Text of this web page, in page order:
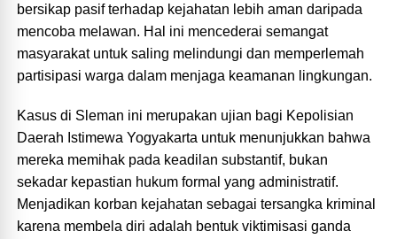
bersikap pasif terhadap kejahatan lebih aman daripada
mencoba melawan. Hal ini mencederai semangat
masyarakat untuk saling melindungi dan memperlemah
partisipasi warga dalam menjaga keamanan lingkungan.
Kasus di Sleman ini merupakan ujian bagi Kepolisian
Daerah Istimewa Yogyakarta untuk menunjukkan bahwa
mereka memihak pada keadilan substantif, bukan
sekadar kepastian hukum formal yang administratif.
Menjadikan korban kejahatan sebagai tersangka kriminal
karena membela diri adalah bentuk viktimisasi ganda